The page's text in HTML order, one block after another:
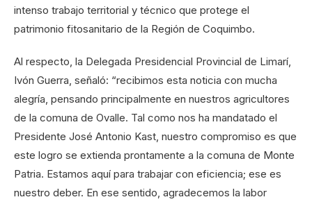
intenso trabajo territorial y técnico que protege el
patrimonio fitosanitario de la Región de Coquimbo.
Al respecto, la Delegada Presidencial Provincial de Limarí,
Ivón Guerra, señaló: “recibimos esta noticia con mucha
alegría, pensando principalmente en nuestros agricultores
de la comuna de Ovalle. Tal como nos ha mandatado el
Presidente José Antonio Kast, nuestro compromiso es que
este logro se extienda prontamente a la comuna de Monte
Patria. Estamos aquí para trabajar con eficiencia; ese es
nuestro deber. En ese sentido, agradecemos la labor